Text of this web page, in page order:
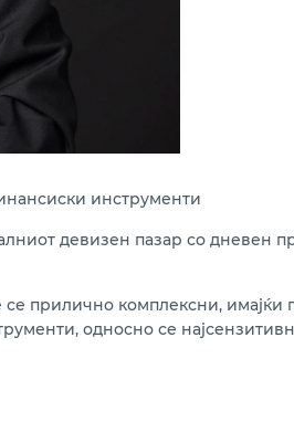
инструменти
девизен пазар со дневен
прилично комплексни, имајќи
односно се